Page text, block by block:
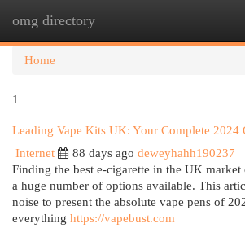
omg directory
Home
1
Leading Vape Kits UK: Your Complete 2024
Internet
88 days ago deweyhahh190237
Finding the best e-cigarette in the UK
a huge number of options available. This
noise to present the absolute vape pens of
everything https://vapebust.com